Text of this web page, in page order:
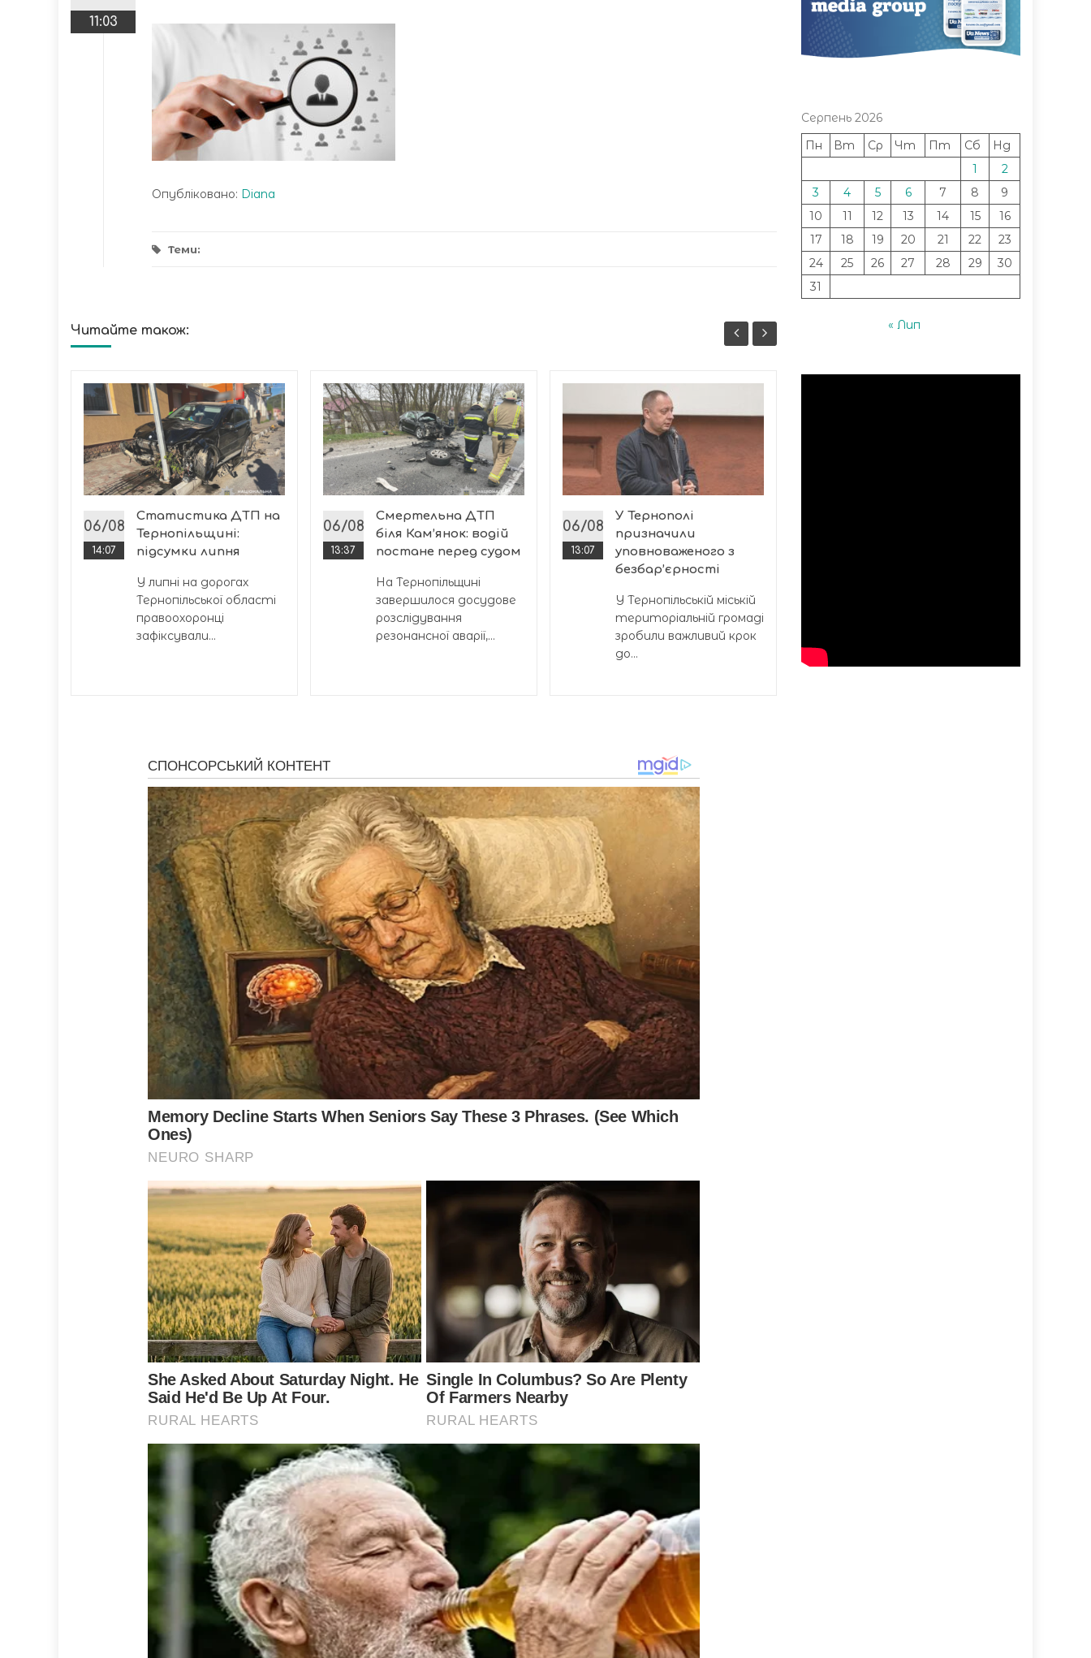
11:03
Опубліковано: Diana
Теми:
Читайте також:
06/08
14:07
Статистика ДТП на
Тернопільщині:
підсумки липня
У липні на дорогах
Тернопільської області
правоохоронці
зафіксували...
06/08
13:37
Смертельна ДТП
біля Кам’янок: водій
постане перед судом
На Тернопільщині
завершилося досудове
розслідування
резонансної аварії,...
06/08
13:07
У Тернополі
призначили
уповноваженого з
безбар’єрності
У Тернопільській міській
територіальній громаді
зробили важливий крок
до...
Серпень 2026
Пн
Вт Ср Чт Пт Сб
Нд
1
2
3
4 5 6 7 8
9
10
11 12 13 14 15
16
17
18 19 20 21 22
23
24
25 26 27 28 29
30
31
« Лип